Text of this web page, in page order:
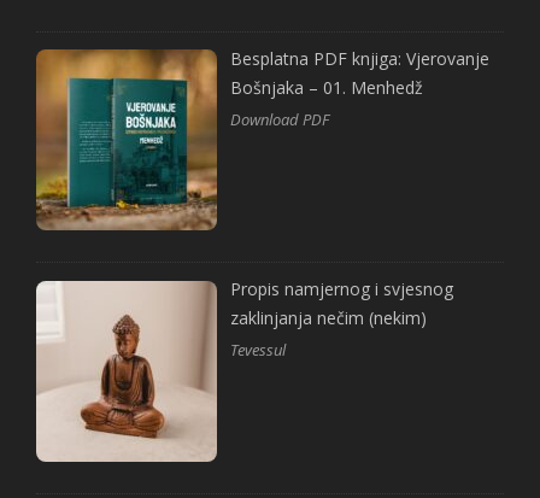
Besplatna PDF knjiga: Vjerovanje
Bošnjaka – 01. Menhedž
Download PDF
Propis namjernog i svjesnog
zaklinjanja nečim (nekim)
Tevessul